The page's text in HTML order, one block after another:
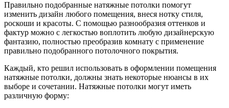
Правильно подобранные натяжные потолки помогут
изменить дизайн любого помещения, внеся нотку стиля,
роскоши и красоты. С помощью разнообразия оттенков и
фактур можно с легкостью воплотить любую дизайнерскую
фантазию, полностью преобразив комнату с применение
правильно подобранного потолочного покрытия.
Каждый, кто решил использовать в оформлении помещения
натяжные потолки, должны знать некоторые нюансы в их
выборе и сочетании. Натяжные потолки могут иметь
различную форму: